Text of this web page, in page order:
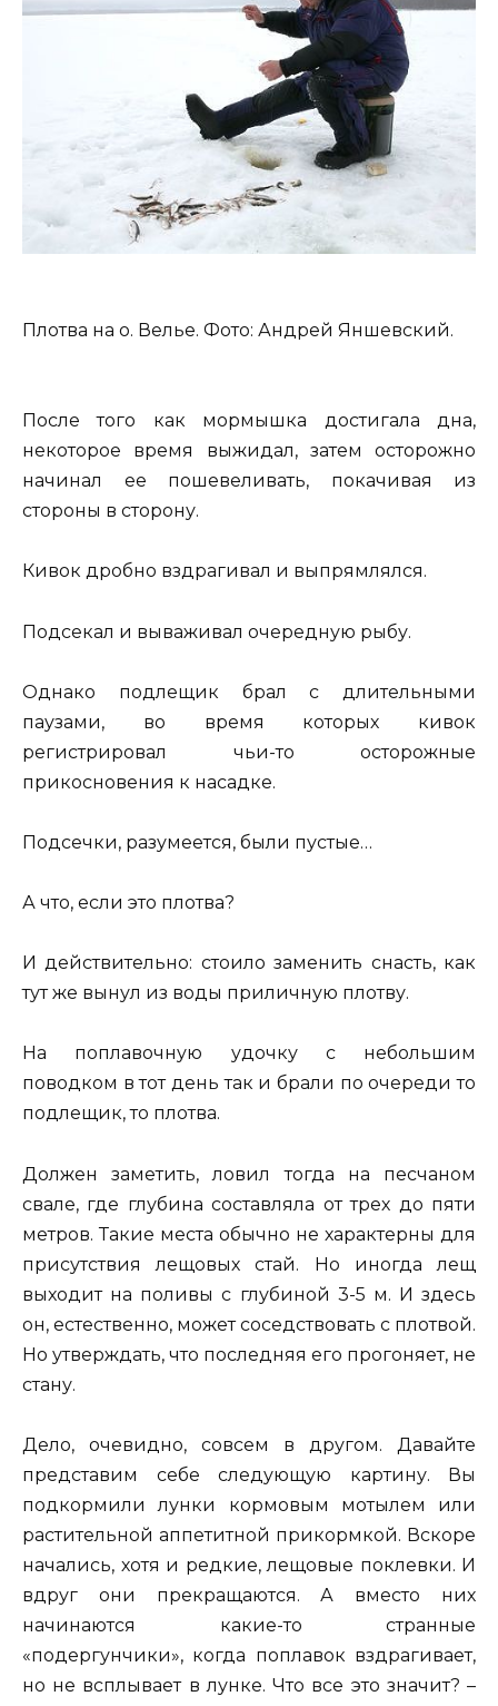
Плотва на о. Велье. Фото: Андрей Яншевский.
После того как мормышка достигала дна,
некоторое время выжидал, затем осторожно
начинал ее пошевеливать, покачивая из
стороны в сторону.
Кивок дробно вздрагивал и выпрямлялся.
Подсекал и вываживал очередную рыбу.
Однако подлещик брал с длительными
паузами, во время которых кивок
регистрировал чьи-то осторожные
прикосновения к насадке.
Подсечки, разумеется, были пустые…
А что, если это плотва?
И действительно: стоило заменить снасть, как
тут же вынул из воды приличную плотву.
На поплавочную удочку с небольшим
поводком в тот день так и брали по очереди то
подлещик, то плотва.
Должен заметить, ловил тогда на песчаном
свале, где глубина составляла от трех до пяти
метров. Такие места обычно не характерны для
присутствия лещовых стай. Но иногда лещ
выходит на поливы с глубиной 3-5 м. И здесь
он, естественно, может соседствовать с плотвой.
Но утверждать, что последняя его прогоняет, не
стану.
Дело, очевидно, совсем в другом. Давайте
представим себе следующую картину. Вы
подкормили лунки кормовым мотылем или
растительной аппетитной прикормкой. Вскоре
начались, хотя и редкие, лещовые поклевки. И
вдруг они прекращаются. А вместо них
начинаются какие-то странные
«подергунчики», когда поплавок вздрагивает,
но не всплывает в лунке. Что все это значит? –